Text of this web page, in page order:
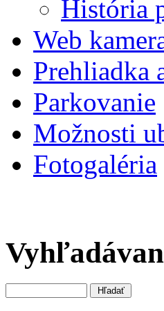
História
Web
Prehliadka
Parkovanie
Možnosti
Fotogaléria